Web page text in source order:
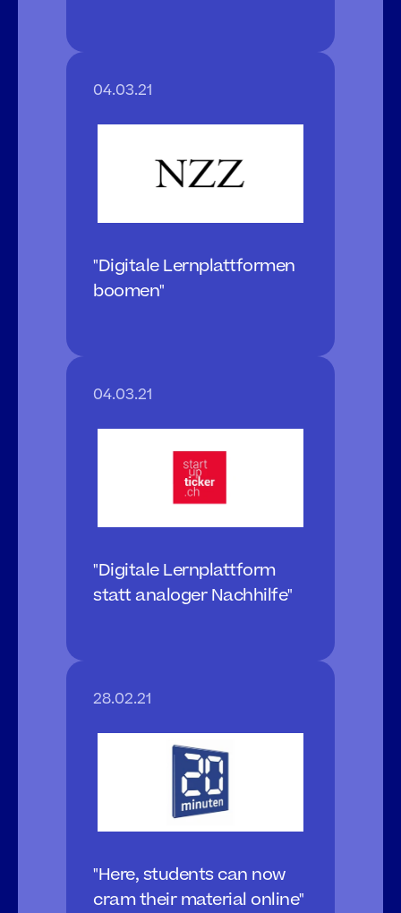
04.03.21
"Digitale Lernplattformen
boomen"
04.03.21
"Digitale Lernplattform
statt analoger Nachhilfe"
28.02.21
"Here, students can now
cram their material online"